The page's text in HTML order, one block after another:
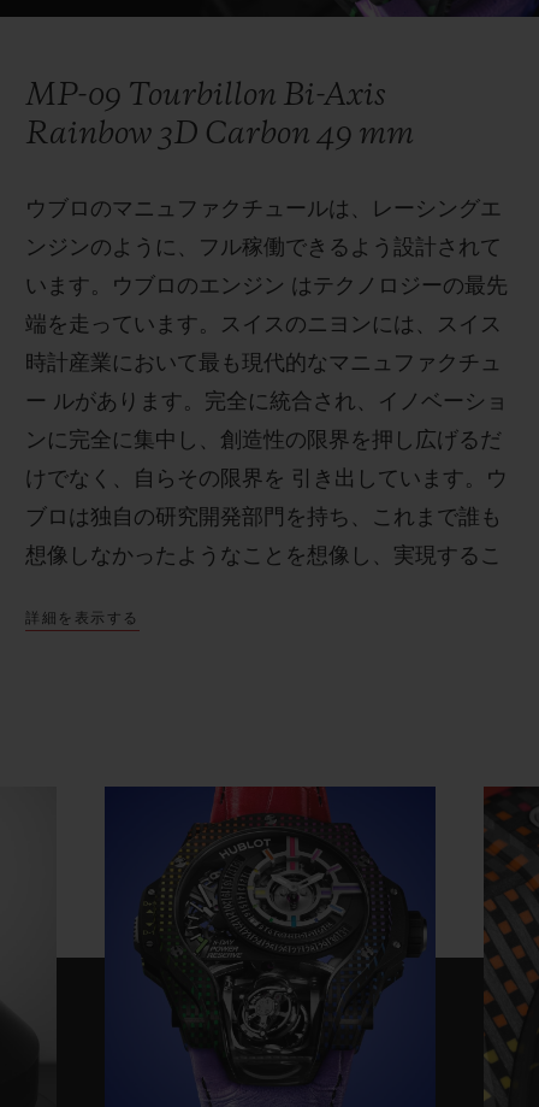
MP-09 Tourbillon Bi-Axis
Rainbow 3D Carbon 49 mm
ウブロのマニュファクチュールは、レーシングエ
ンジンのように、フル稼働できるよう設計されて
います。ウブロのエンジン はテクノロジーの最先
端を走っています。スイスのニヨンには、スイス
時計産業において最も現代的なマニュファクチュ
ー ルがあります。完全に統合され、イノベーショ
ンに完全に集中し、創造性の限界を押し広げるだ
けでなく、自らその限界を 引き出しています。ウ
ブロは独自の研究開発部門を持ち、これまで誰も
想像しなかったようなことを想像し、実現するこ
は、その最新の成果を発表する舞台となりまし
パワーリザーブ」は、ウブロによって全てデザイ
ンされ、アイコニックなレイ ンボーのデザインを
世紀へと押し上げたモデルです。そのため、コ
ンセプト、手法、道具、素材、そして関連するす
べて のカラーバリエーション、すべてを見直す必
要がありました。
始まりは、カラーストーンで表現されてきたレイ
ンボーを、宝石ではなくカーボンやコンポジット
詳細を表示する